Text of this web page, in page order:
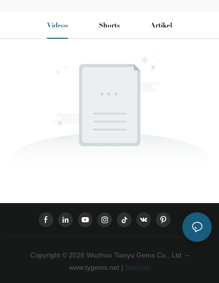
Videos Shorts Artikel
Copyright © 2026 Wuzhou Tianyu Gems Co., Ltd. –
www.tygems.net | Sitemap